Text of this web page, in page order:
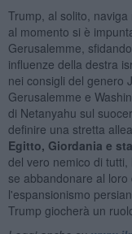
Trump, al solito,
al momento si è
Gerusalemme,
influenze della destra
nei consigli del genero
Gerusalemme e
di Netanyahu sul
definire una stretta
Egitto, Giordania e
del vero nemico di
se abbandonare al
l'espansionismo
Trump giocherà un